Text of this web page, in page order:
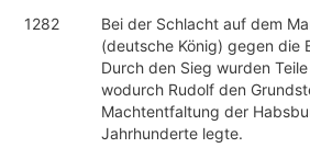
1282
Bei der Schlacht auf dem
(deutsche König) gegen die
Durch den Sieg wurden
wodurch Rudolf den
Machtentfaltung der
Jahrhunderte legte.